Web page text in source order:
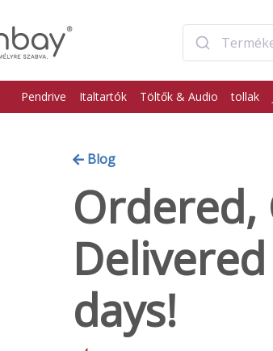
Pendrive Italtartók Töltők & Audio tollak
Blog
Ordered,
days!